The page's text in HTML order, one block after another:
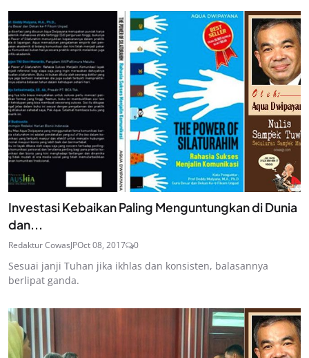
Investasi Kebaikan Paling Menguntungkan di Dunia
dan...
Redaktur CowasJPOct 08, 2017 0
Sesuai janji Tuhan jika ikhlas dan konsisten, balasannya
berlipat ganda.